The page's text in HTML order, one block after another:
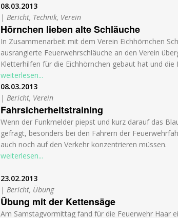
08.03.2013
| Bericht, Technik, Verein
Hörnchen lieben alte Schläuche
In Zusammenarbeit mit dem Verein Eichhörnchen
ausrangierte Feuerwehrschläuche an den Verein
Kletterhilfen für die Eichhörnchen gebaut hat und
weiterlesen...
08.03.2013
| Bericht, Verein
Fahrsicherheitstraining
Wenn der Funkmelder piepst und kurz darauf das
gefragt, besonders bei den Fahrern der
auch noch auf den Verkehr konzentrieren müssen.
weiterlesen...
23.02.2013
| Bericht, Übung
Übung mit der Kettensäge
Am Samstagvormittag fand für die Feuerwehr Haar